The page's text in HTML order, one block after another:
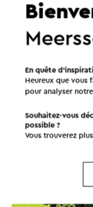
Bunde
Activité
En quête
Heureux que vous
pour analyser
Souhaitez-vous
possible ?
Vous trouverez